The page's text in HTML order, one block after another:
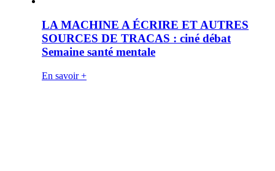
LA MACHINE A ÉCRIRE ET AUTRES
SOURCES DE TRACAS : ciné débat
Semaine santé mentale
En savoir +